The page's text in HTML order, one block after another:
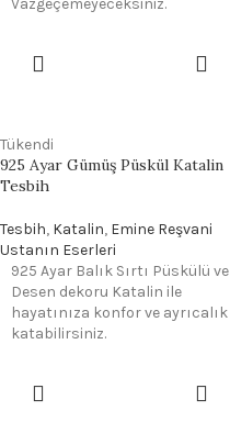
Vazgeçemeyeceksiniz.
Tükendi
925 Ayar Gümüş Püskül Katalin
Tesbih
Tesbih, Katalin, Emine Reşvani
Ustanın Eserleri
925 Ayar Balık Sırtı Püskülü ve
Desen dekoru Katalin ile
hayatınıza konfor ve ayrıcalık
katabilirsiniz.